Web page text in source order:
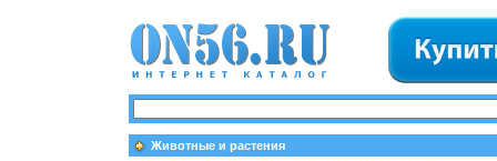
Животные и растения